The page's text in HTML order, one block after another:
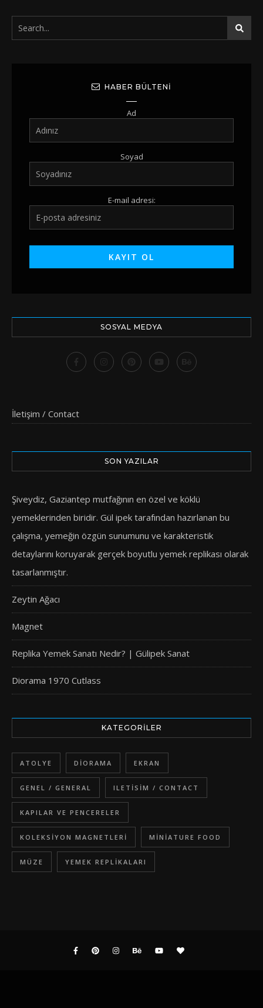
HABER BÜLTENI
Ad
Soyad
E-mail adresi:
SOSYAL MEDYA
İletişim / Contact
SON YAZILAR
Şiveydiz, Gaziantep mutfağının en özel ve köklü
yemeklerinden biridir. Gül ipek tarafından hazırlanan bu
çalışma, yemeğin özgün sunumunu ve karakteristik
detaylarını koruyarak gerçek boyutlu yemek replikası olarak
tasarlanmıştır.
Zeytin Ağacı
Magnet
Replika Yemek Sanatı Nedir? | Gülipek Sanat
Diorama 1970 Cutlass
KATEGORILER
ATOLYE DIORAMA EKRAN
GENEL / GENERAL ILETISIM / CONTACT
KAPILAR VE PENCERELER
KOLEKSIYON MAGNETLERI MINIATURE FOOD
MÜZE YEMEK REPLIKALARI